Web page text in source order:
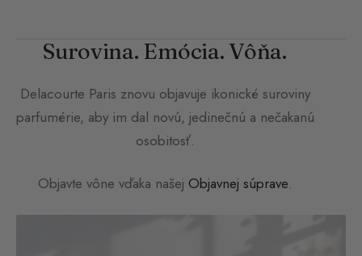
Surovina. Emócia. Vôňa.
Delacourte Paris znovu objavuje ikonické suroviny
parfumérie, aby im dal novú, jedinečnú a nečakanú
osobitosť.
Objavte vône vďaka našej Objavnej súprave.